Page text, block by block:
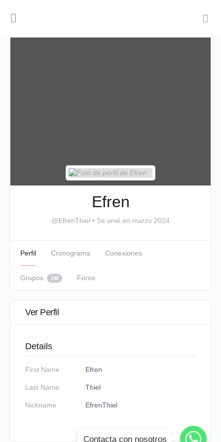
Efren
@EfrenThiel • Se unió en marzo 2024
Perfil Cronograma Conexiones
Grupos 190 Foros
Ver Perfil
Details
First Name Efren
Last Name Thiel
Nickname EfrenThiel
WhatsApp
WhatsApp
WhatsApp
Contacta con nosotros